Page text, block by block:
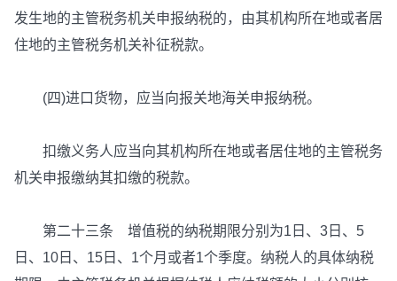
发生地的主管税务机关申报纳税的，由其机构所在地或者居
住地的主管税务机关补征税款。
(四)进口货物，应当向报关地海关申报纳税。
扣缴义务人应当向其机构所在地或者居住地的主管税务
机关申报缴纳其扣缴的税款。
第二十三条 增值税的纳税期限分别为1日、3日、5
日、10日、15日、1个月或者1个季度。纳税人的具体纳税